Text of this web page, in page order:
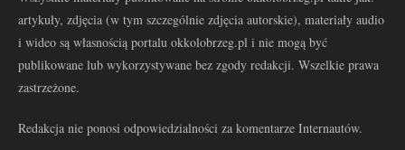
artykuły, zdjęcia (w tym szczególnie zdjęcia autorskie), materiały audio
i wideo są własnością portalu okkolobrzeg.pl i nie mogą być
publikowane lub wykorzystywane bez zgody redakcji. Wszelkie prawa
zastrzeżone.
Redakcja nie ponosi odpowiedzialności za komentarze Internautów.